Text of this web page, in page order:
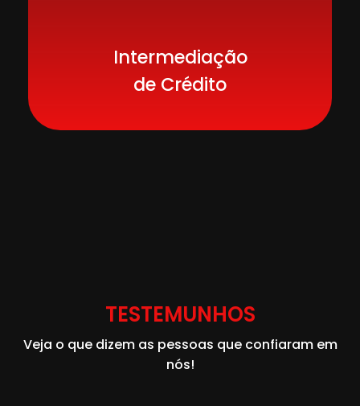
Intermediação
de Crédito
TESTEMUNHOS
Veja o que dizem as pessoas que confiaram em
nós!